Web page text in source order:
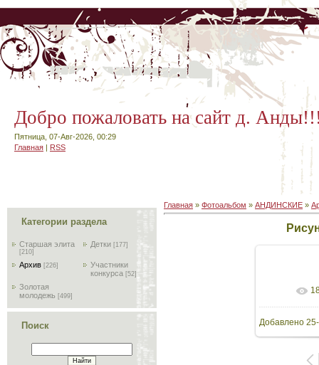
Добро пожаловать на сайт д.
Пятница, 07-Авг-2026, 00:29
Главная | RSS
Категории раздела
Старшая элита
[210]
Детки [177]
Архив [226]
Участники
конкурса [52]
Золотая
молодежь [499]
Поиск
Главная » Фотоальбом » АНДИНСКИЕ »
В
Добавлено